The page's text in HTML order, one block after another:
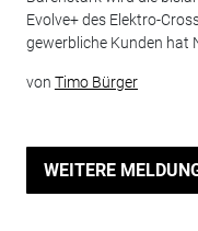
Evolve+ des Elektro-
gewerbliche Kunden hat
von Timo Bürger
WEITERE